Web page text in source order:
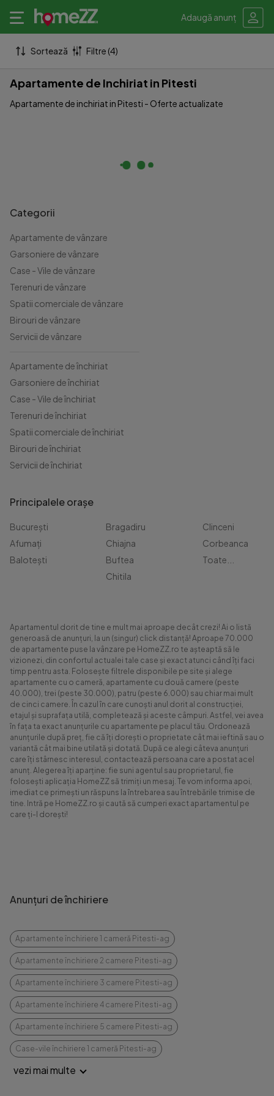
Adaugă anunț
Sortează Filtre (4)
Apartamente de Inchiriat in Pitesti
Apartamente de inchiriat in Pitesti - Oferte actualizate
Categorii
Apartamente de vânzare
Garsoniere de vânzare
Case - Vile de vânzare
Terenuri de vânzare
Spatii comerciale de vânzare
Birouri de vânzare
Servicii de vânzare
Apartamente de închiriat
Garsoniere de închiriat
Case - Vile de închiriat
Terenuri de închiriat
Spatii comerciale de închiriat
Birouri de închiriat
Servicii de închiriat
Principalele orașe
București
Afumați
Balotești
Bragadiru
Chiajna
Buftea
Chitila
Clinceni
Corbeanca
Toate...
Apartamentul dorit de tine e mult mai aproape decât crezi! Ai o listă
generoasă de anunțuri, la un (singur) click distanță! Aproape 70.000
de apartamente puse la vânzare pe HomeZZ.ro te așteaptă să le
vizionezi, din confortul actualei tale case și exact atunci când îți faci
timp pentru asta. Folosește filtrele disponibile pe site și alege
apartamente cu o cameră, apartamente cu două camere (peste
40.000), trei (peste 30.000), patru (peste 6.000) sau chiar mai mult
de cinci camere. În cazul în care cunoști anul dorit al construcției,
etajul și suprafața utilă, completează și aceste câmpuri. Astfel, vei avea
în fața ta exact anunțurile cu apartamente pe placul tău. Ordonează
anunțurile după preț, fie că îți dorești o proprietate cât mai ieftină sau o
variantă cât mai bine utilată și dotată. După ce alegi câteva anunțuri
care îți stârnesc interesul, contactează persoana care a postat acel
anunț. Alegerea îți aparține: fie suni agentul sau proprietarul, fie
folosești aplicația HomeZZ să trimiți un mesaj. Te vom informa apoi,
imediat ce primești un răspuns la întrebarea sau întrebările trimise de
tine. Intră pe HomeZZ.ro și caută să cumperi exact apartamentul pe
care ți-l dorești!
Anunțuri de închiriere
Apartamente închiriere 1 cameră Pitesti-ag
Apartamente închiriere 2 camere Pitesti-ag
Apartamente închiriere 3 camere Pitesti-ag
Apartamente închiriere 4 camere Pitesti-ag
Apartamente închiriere 5 camere Pitesti-ag
Case-vile închiriere 1 cameră Pitesti-ag
vezi mai multe